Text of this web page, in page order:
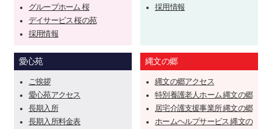
グループホーム 桜
デイサービス 桜の苑
採用情報
採用情報
愛心苑
ご挨拶
愛心苑アクセス
長期入所
長期入所料金表
縄文の郷
縄文の郷アクセス
特別養護老人ホーム 縄文の郷
居宅介護支援事業所 縄文の郷
ホームヘルプサービス 縄文の